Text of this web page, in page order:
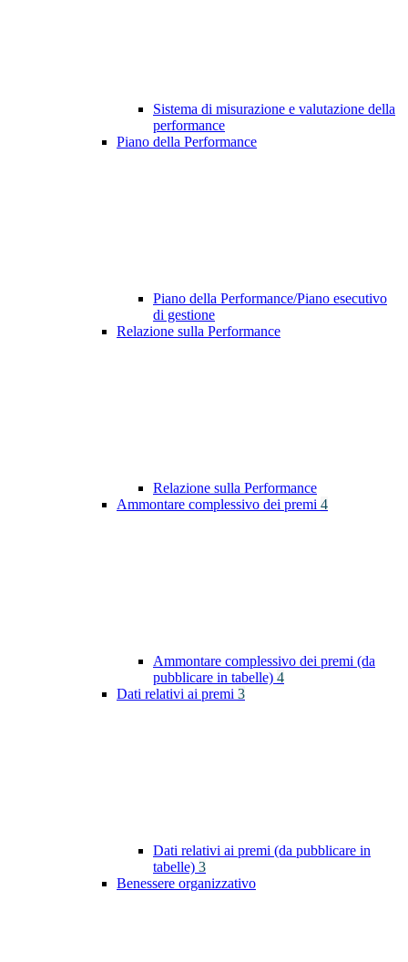
Sistema di misurazione e valutazione della
performance
Piano della Performance
Piano della Performance/Piano esecutivo
di gestione
Relazione sulla Performance
Relazione sulla Performance
Ammontare complessivo dei premi 4
Ammontare complessivo dei premi (da
pubblicare in tabelle) 4
Dati relativi ai premi 3
Dati relativi ai premi (da pubblicare in
tabelle) 3
Benessere organizzativo